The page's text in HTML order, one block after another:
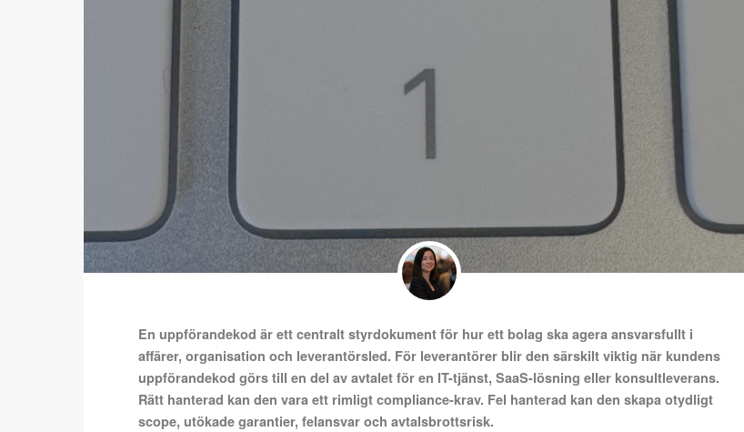
En uppförandekod är ett centralt styrdokument för hur ett bolag ska agera ansvarsfullt i
affärer, organisation och leverantörsled. För leverantörer blir den särskilt viktig när kundens
uppförandekod görs till en del av avtalet för en IT-tjänst, SaaS-lösning eller konsultleverans.
Rätt hanterad kan den vara ett rimligt compliance-krav. Fel hanterad kan den skapa otydligt
scope, utökade garantier, felansvar och avtalsbrottsrisk.